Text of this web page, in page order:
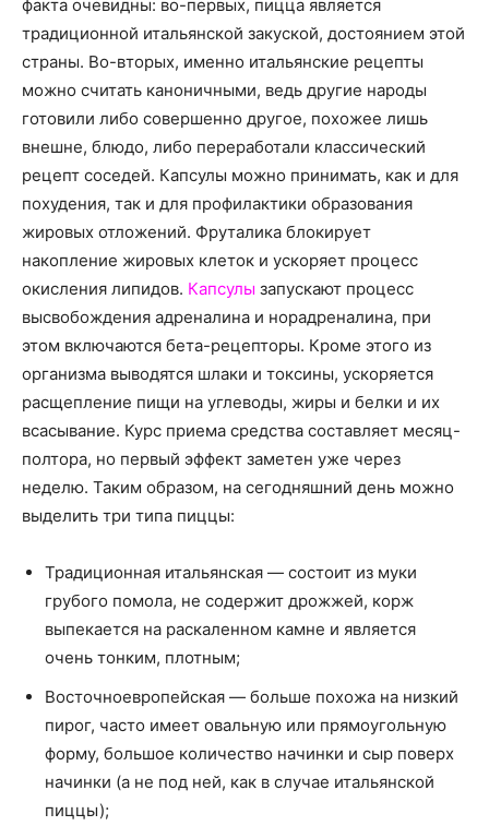
факта очевидны: во-первых, пицца является
традиционной итальянской закуской, достоянием этой
страны. Во-вторых, именно итальянские рецепты
можно считать каноничными, ведь другие народы
готовили либо совершенно другое, похожее лишь
внешне, блюдо, либо переработали классический
рецепт соседей. Капсулы можно принимать, как и для
похудения, так и для профилактики образования
жировых отложений. Фруталика блокирует
накопление жировых клеток и ускоряет процесс
окисления липидов. Капсулы запускают процесс
высвобождения адреналина и норадреналина, при
этом включаются бета-рецепторы. Кроме этого из
организма выводятся шлаки и токсины, ускоряется
расщепление пищи на углеводы, жиры и белки и их
всасывание. Курс приема средства составляет месяц-
полтора, но первый эффект заметен уже через
неделю. Таким образом, на сегодняшний день можно
выделить три типа пиццы:
Традиционная итальянская — состоит из муки
грубого помола, не содержит дрожжей, корж
выпекается на раскаленном камне и является
очень тонким, плотным;
Восточноевропейская — больше похожа на низкий
пирог, часто имеет овальную или прямоугольную
форму, большое количество начинки и сыр поверх
начинки (а не под ней, как в случае итальянской
пиццы);